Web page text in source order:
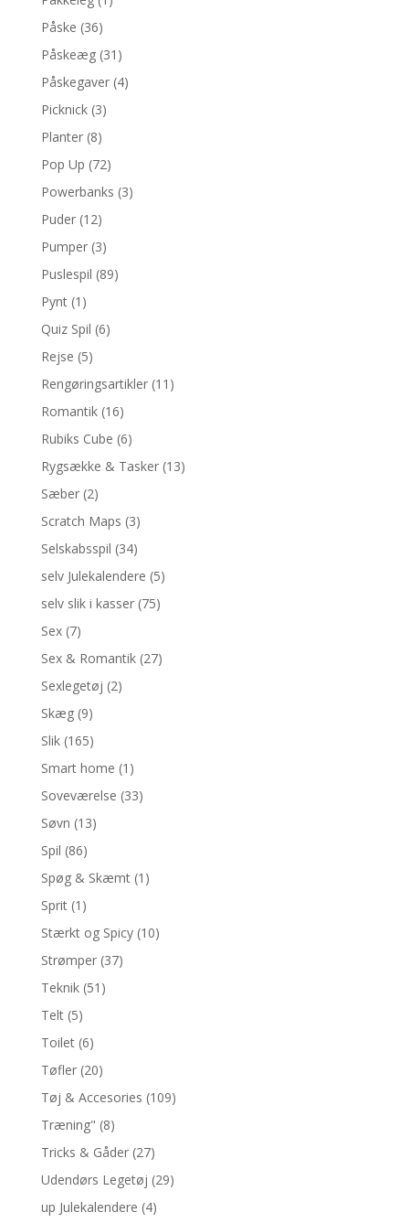
Påske (36)
Påskeæg (31)
Påskegaver (4)
Picknick (3)
Planter (8)
Pop Up (72)
Powerbanks (3)
Puder (12)
Pumper (3)
Puslespil (89)
Pynt (1)
Quiz Spil (6)
Rejse (5)
Rengøringsartikler (11)
Romantik (16)
Rubiks Cube (6)
Rygsække & Tasker (13)
Sæber (2)
Scratch Maps (3)
Selskabsspil (34)
selv Julekalendere (5)
selv slik i kasser (75)
Sex (7)
Sex & Romantik (27)
Sexlegetøj (2)
Skæg (9)
Slik (165)
Smart home (1)
Soveværelse (33)
Søvn (13)
Spil (86)
Spøg & Skæmt (1)
Sprit (1)
Stærkt og Spicy (10)
Strømper (37)
Teknik (51)
Telt (5)
Toilet (6)
Tøfler (20)
Tøj & Accesories (109)
Træning" (8)
Tricks & Gåder (27)
Udendørs Legetøj (29)
up Julekalendere (4)